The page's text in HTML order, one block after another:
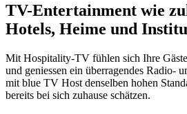
TV-Entertainment wie
Hotels, Heime und
Mit Hospitality-TV fühlen sich Ihre
und geniessen ein überragendes Radio-
mit blue TV Host denselben hohen
bereits bei sich zuhause schätzen.